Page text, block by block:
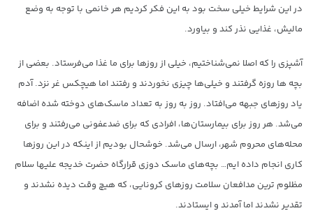
در این شرایط خیلی سخت بود به این فکر کردیم هر خانمی با توجه به وضع
مالیش، غذایی نذر کند و بیاورد.
آشپزی را که اصلا نمی‌شناختیم، خیلی از روزها برای ما غذا می‌فرستاد. بعضی از
بچه ها روزه گرفتند و خیلی‌ها چیزی نخوردند و رفتند اما هیچکس غر نزد. آدم
یاد روزهای جبهه می‌افتاد. روز به روز به تعداد ماسک‌های دوخته شده اضافه
می‌شد. هر روز برای بیمارستان‌ها، افرادی که برای ضدعفونی می‌رفتند و برای
محله‌های محروم شهر، ارسال می‌شد. خوشحال بودیم از اینکه در این روزها
کاری انجام داده ایم… بچه‌های ماسک دوزی قرارگاه حضرت خدیجه علیها سلام
مظلوم ترین مدافعان سلامت روزهای کرونایی، که هیچ وقت دیده نشدند و
تقدير نشدند اما آمدند و ایستادند.